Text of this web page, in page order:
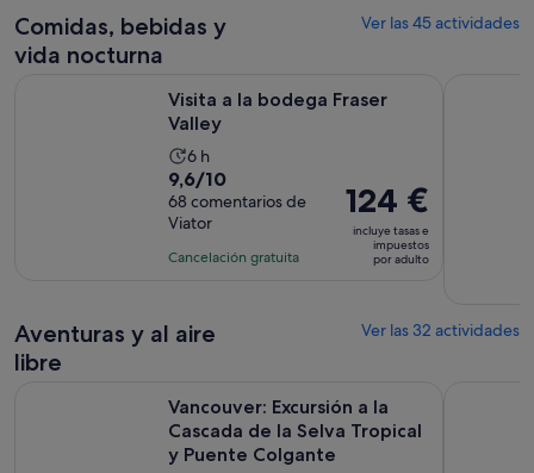
y
el
de
Comidas, bebidas y
vida nocturna
Ver las 45 actividades
Visita a la bodega Fraser
Valley
La
duración
de
la
actividad
6 horas
6 h
9.6
sobre
10
con
9,6/10
68 comentarios de
Viator
Cancelación gratuita
El
precio
es
adulto
124 €
incluye tasas e
impuestos
por adulto
Aventuras y al aire
libre
Ver las 32 actividades
Vancouver: Excursión a la
Cascada de la Selva Tropical
y Puente Colgante